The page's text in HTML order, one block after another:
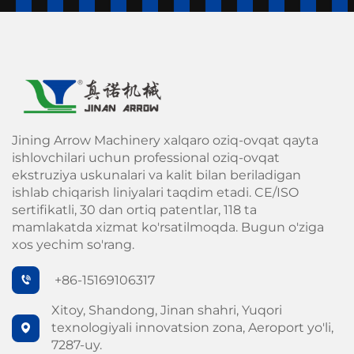
Jining Arrow Machinery xalqaro oziq-ovqat qayta
ishlovchilari uchun professional oziq-ovqat
ekstruziya uskunalari va kalit bilan beriladigan
ishlab chiqarish liniyalari taqdim etadi. CE/ISO
sertifikatli, 30 dan ortiq patentlar, 118 ta
mamlakatda xizmat ko'rsatilmoqda. Bugun o'ziga
xos yechim so'rang.
+86-15169106317
Xitoy, Shandong, Jinan shahri, Yuqori
texnologiyali innovatsion zona, Aeroport yo'li,
7287-uy.